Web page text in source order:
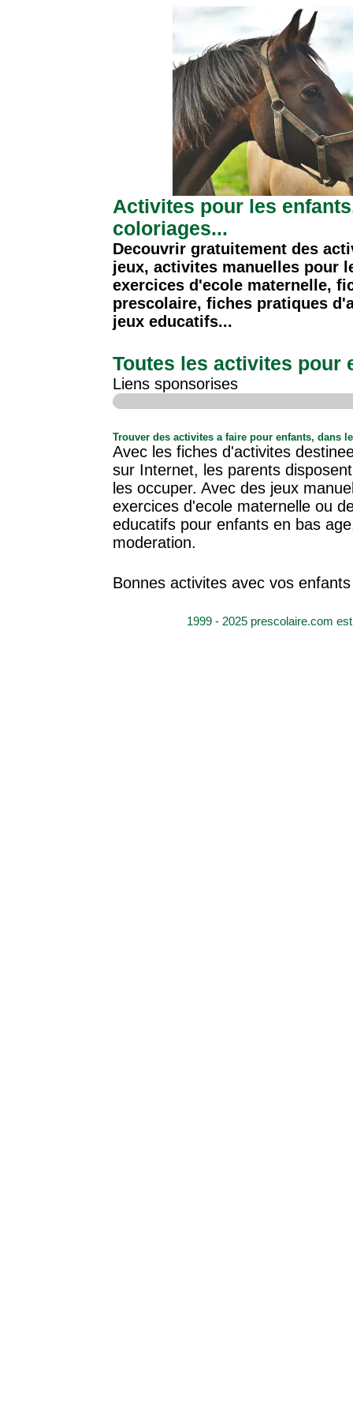
Activites pour les
coloriages...
Decouvrir gratuitement des
jeux, activites manuelles pour
exercices d'ecole maternelle,
prescolaire, fiches pratiques
jeux educatifs...
Toutes les activites pour
Liens sponsorises
Trouver des activites a faire pour enfants, dans
Avec les fiches d'activites
sur Internet, les parents
les occuper. Avec des jeux
exercices d'ecole maternelle ou
educatifs pour enfants en bas
moderation.
Bonnes activites avec vos
1999 - 2025 prescolaire.com